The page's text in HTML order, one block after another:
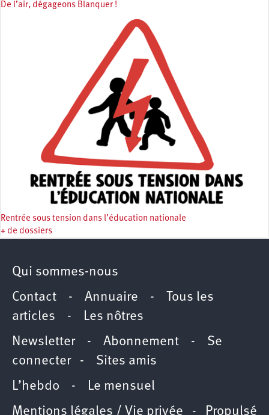
De l’air, dégageons Blanquer !
Rentrée sous tension dans l’éducation nationale
+ de dossiers
Qui sommes-nous
Contact - Annuaire -
Tous les
articles - Les nôtres
Newsletter- Abonnement - Se
connecter- Sites amis
L’hebdo - Le mensuel
Mentions légales / Vie privée - Propulsé